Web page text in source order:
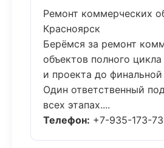
Ремонт коммерческих
Красноярск
Берёмся за ремонт
объектов полного
и проекта до
Один ответственный
всех этапах....
Телефон: +7-935-173-